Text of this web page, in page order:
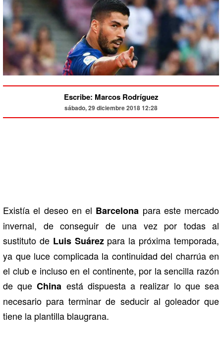
Escribe: Marcos Rodríguez
sábado, 29 diciembre 2018 12:28
Existía el deseo en el Barcelona para este mercado
invernal, de conseguir de una vez por todas al
sustituto de Luis Suárezpara la próxima temporada,
ya que luce complicada la continuidad del charrúa en
el club e incluso en el continente, por la sencilla razón
de queChina está dispuesta a realizar lo que sea
necesario para terminar de seducir al goleador que
tiene la plantilla blaugrana.